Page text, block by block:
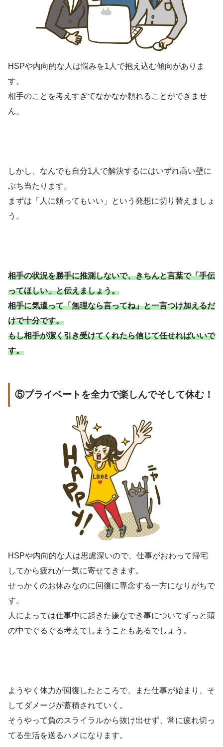
HSPや内向的な人は悩みを1人で抱え込む傾向がありま
す。
相手のことを考えすぎてなかなか頼れることができませ
ん。
しかし、なんでも自分1人で解決するにはいずれ高い壁に
ぶち当たります。
まずは「人に頼ってもいい」という発想に切り替えましょ
う。
相手の状況を勝手に推測しないで、きちんと言葉で「手伝
ってほしい」と伝えましょう。
相手に気遣って「無理なら言ってね」と一言つけ加えるだ
けで十分です。
もし相手が潔く引き受けてくれたら信じて任せればいいで
す。
⑤プライベートを全力で楽しんでそして休む！
HSPや内向的な人は思慮深いので、仕事がおわって帰宅
してから疲れが一気に寄せてきます。
せっかくのお休みなのに回復に専念する一方になりがちで
す。
人によっては仕事中に起きた嫌なでき事についてずっと頭
の中でぐるぐる考えてしまうこともあるでしょう。
ようやく体力が回復したところで、また仕事が始まり、そ
してダメージが蓄積されていく。
そうやって負のスライラルから抜け出せず、常に疲れ切っ
てる生活を送るハメになります。